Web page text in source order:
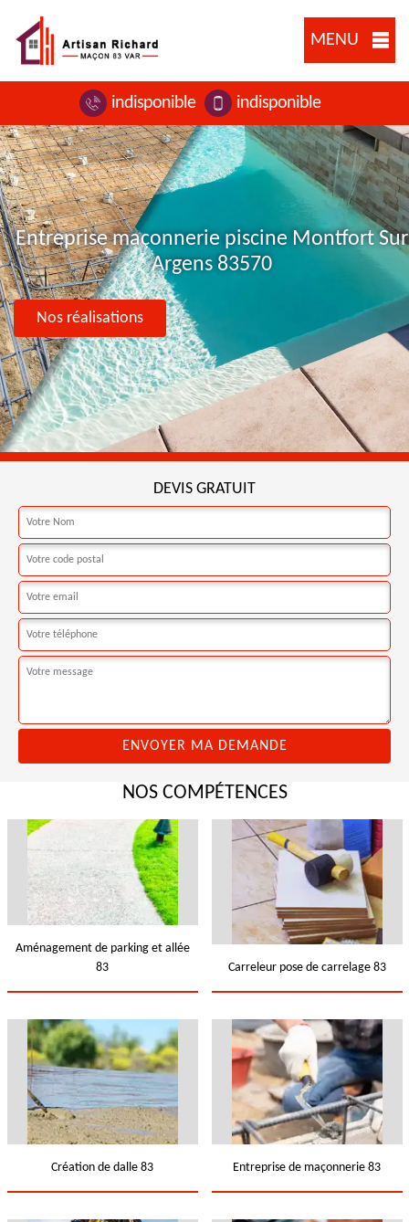
MENU
indisponible indisponible
Entreprise maçonnerie piscine Montfort Sur
Argens 83570
Nos réalisations
DEVIS GRATUIT
NOS COMPÉTENCES
Aménagement de parking et allée
83
Carreleur pose de carrelage 83
Création de dalle 83 Entreprise de maçonnerie 83